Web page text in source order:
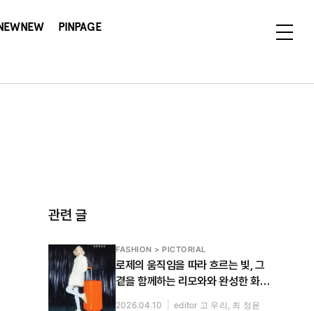
PINPAGE
관련 글
FASHION > PICTORIAL
로제의 움직임을 따라 흐르는 빛, 그
곁을 함께하는 리모와와 완성한 화보
2026.04.10 editor 고 우리, 최 정윤